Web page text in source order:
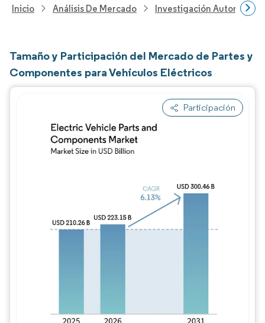
Inicio Análisis De Mercado Investigación Automotriz
Tamaño y Participación del Mercado de Partes y
Componentes para Vehículos Eléctricos
Participación